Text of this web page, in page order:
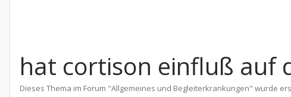
hat cortison einfluß auf
Dieses Thema im Forum "Allgemeines und Begleiterkrankungen" wurde